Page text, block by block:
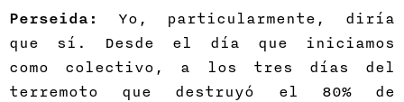
Perseida:
Yo, particularmente, diría
que sí. Desde el día que iniciamos
como colectivo, a los tres días del
terremoto que destruyó el 80% de